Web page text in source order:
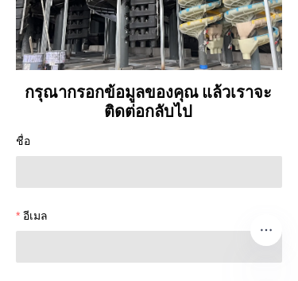
กรุณากรอกข้อมูลของคุณ แล้วเราจะ
ติดต่อกลับไป
ชื่อ
อีเมล